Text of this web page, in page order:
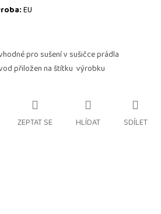
EU
pro sušení v sušičce prádla
přiložen na štítku výrobku
ZEPTAT SE HLÍDAT SDÍLET